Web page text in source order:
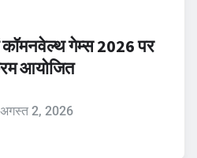
कॉमनवेल्थ गेम्स 2026 पर
आयोजित
अगस्त 2, 2026